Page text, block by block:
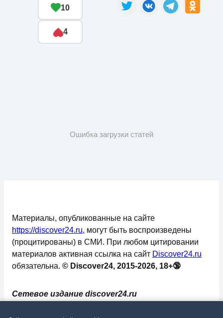
10
4
Ошибка загрузки статей
Сетевое издание discover24.ru
Материалы, опубликованные на сайте
https://discover24.ru, могут быть воспроизведены
(процитированы) в СМИ. При любом цитировании
материалов активная ссылка на сайт Discover24.ru
обязательна. © Discover24, 2015-2026, 18+🔞